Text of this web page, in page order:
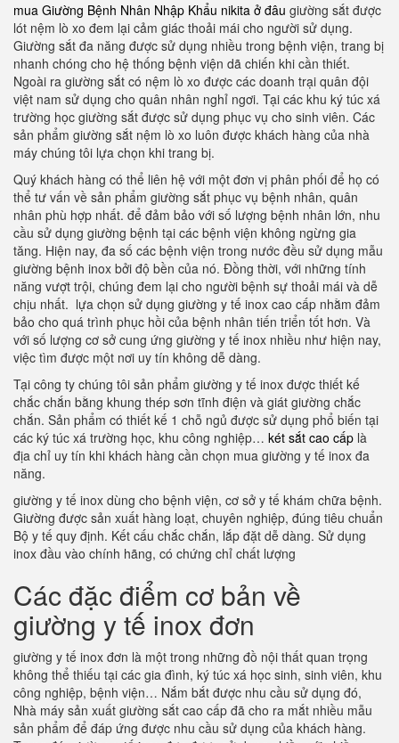
mua Giường Bệnh Nhân Nhập Khẩu nikita ở đâu giường sắt được
lót nệm lò xo đem lại cảm giác thoải mái cho người sử dụng.
Giường sắt đa năng được sử dụng nhiều trong bệnh viện, trang bị
nhanh chóng cho hệ thống bệnh viện dã chiến khi cần thiết.
Ngoài ra giường sắt có nệm lò xo được các doanh trại quân đội
việt nam sử dụng cho quân nhân nghỉ ngơi. Tại các khu ký túc xá
trường học giường sắt được sử dụng phục vụ cho sinh viên. Các
sản phẩm giường sắt nệm lò xo luôn được khách hàng của nhà
máy chúng tôi lựa chọn khi trang bị.
Quý khách hàng có thể liên hệ với một đơn vị phân phối để họ có
thể tư vấn về sản phẩm giường sắt phục vụ bệnh nhân, quân
nhân phù hợp nhất. để đảm bảo với số lượng bệnh nhân lớn, nhu
cầu sử dụng giường bệnh tại các bệnh viện không ngừng gia
tăng. Hiện nay, đa số các bệnh viện trong nước đều sử dụng mẫu
giường bệnh inox bởi độ bền của nó. Đồng thời, với những tính
năng vượt trội, chúng đem lại cho người bệnh sự thoải mái và dễ
chịu nhất. lựa chọn sử dụng giường y tế inox cao cấp nhằm đảm
bảo cho quá trình phục hồi của bệnh nhân tiến triển tốt hơn. Và
với số lượng cơ sở cung ứng giường y tế inox nhiều như hiện nay,
việc tìm được một nơi uy tín không dễ dàng.
Tại công ty chúng tôi sản phẩm giường y tế inox được thiết kế
chắc chắn bằng khung thép sơn tĩnh điện và giát giường chắc
chắn. Sản phẩm có thiết kế 1 chỗ ngủ được sử dụng phổ biến tại
các ký túc xá trường học, khu công nghiệp… két sắt cao cấp là
địa chỉ uy tín khi khách hàng cần chọn mua giường y tế inox đa
năng.
giường y tế inox dùng cho bệnh viện, cơ sở y tế khám chữa bệnh.
Giường được sản xuất hàng loạt, chuyên nghiệp, đúng tiêu chuẩn
Bộ y tế quy định. Kết cấu chắc chắn, lắp đặt dễ dàng. Sử dụng
inox đầu vào chính hãng, có chứng chỉ chất lượng
Các đặc điểm cơ bản về
giường y tế inox đơn
giường y tế inox đơn là một trong những đồ nội thất quan trọng
không thể thiếu tại các gia đình, ký túc xá học sinh, sinh viên, khu
công nghiệp, bệnh viện… Nắm bắt được nhu cầu sử dụng đó,
Nhà máy sản xuất giường sắt cao cấp đã cho ra mắt nhiều mẫu
sản phẩm để đáp ứng được nhu cầu sử dụng của khách hàng.